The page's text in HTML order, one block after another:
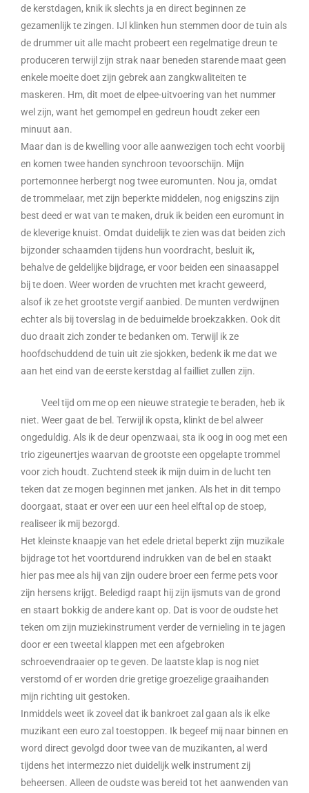
de kerstdagen, knik ik slechts ja en direct beginnen ze
gezamenlijk te zingen. IJl klinken hun stemmen door de tuin als
de drummer uit alle macht probeert een regelmatige dreun te
produceren terwijl zijn strak naar beneden starende maat geen
enkele moeite doet zijn gebrek aan zangkwaliteiten te
maskeren. Hm, dit moet de elpee-uitvoering van het nummer
wel zijn, want het gemompel en gedreun houdt zeker een
minuut aan.
Maar dan is de kwelling voor alle aanwezigen toch echt voorbij
en komen twee handen synchroon tevoorschijn. Mijn
portemonnee herbergt nog twee euromunten. Nou ja, omdat
de trommelaar, met zijn beperkte middelen, nog enigszins zijn
best deed er wat van te maken, druk ik beiden een euromunt in
de kleverige knuist. Omdat duidelijk te zien was dat beiden zich
bijzonder schaamden tijdens hun voordracht, besluit ik,
behalve de geldelijke bijdrage, er voor beiden een sinaasappel
bij te doen. Weer worden de vruchten met kracht geweerd,
alsof ik ze het grootste vergif aanbied. De munten verdwijnen
echter als bij toverslag in de beduimelde broekzakken. Ook dit
duo draait zich zonder te bedanken om. Terwijl ik ze
hoofdschuddend de tuin uit zie sjokken, bedenk ik me dat we
aan het eind van de eerste kerstdag al failliet zullen zijn.
Veel tijd om me op een nieuwe strategie te beraden, heb ik
niet. Weer gaat de bel. Terwijl ik opsta, klinkt de bel alweer
ongeduldig. Als ik de deur openzwaai, sta ik oog in oog met een
trio zigeunertjes waarvan de grootste een opgelapte trommel
voor zich houdt. Zuchtend steek ik mijn duim in de lucht ten
teken dat ze mogen beginnen met janken. Als het in dit tempo
doorgaat, staat er over een uur een heel elftal op de stoep,
realiseer ik mij bezorgd.
Het kleinste knaapje van het edele drietal beperkt zijn muzikale
bijdrage tot het voortdurend indrukken van de bel en staakt
hier pas mee als hij van zijn oudere broer een ferme pets voor
zijn hersens krijgt. Beledigd raapt hij zijn ijsmuts van de grond
en staart bokkig de andere kant op. Dat is voor de oudste het
teken om zijn muziekinstrument verder de vernieling in te jagen
door er een tweetal klappen met een afgebroken
schroevendraaier op te geven. De laatste klap is nog niet
verstomd of er worden drie gretige groezelige graaihanden
mijn richting uit gestoken.
Inmiddels weet ik zoveel dat ik bankroet zal gaan als ik elke
muzikant een euro zal toestoppen. Ik begeef mij naar binnen en
word direct gevolgd door twee van de muzikanten, al werd
tijdens het intermezzo niet duidelijk welk instrument zij
beheersen. Alleen de oudste was bereid tot het aanwenden van